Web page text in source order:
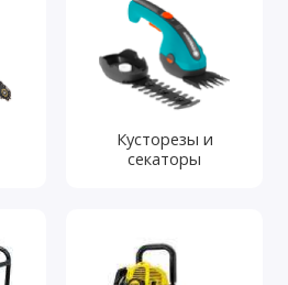
Кусторезы и
секаторы